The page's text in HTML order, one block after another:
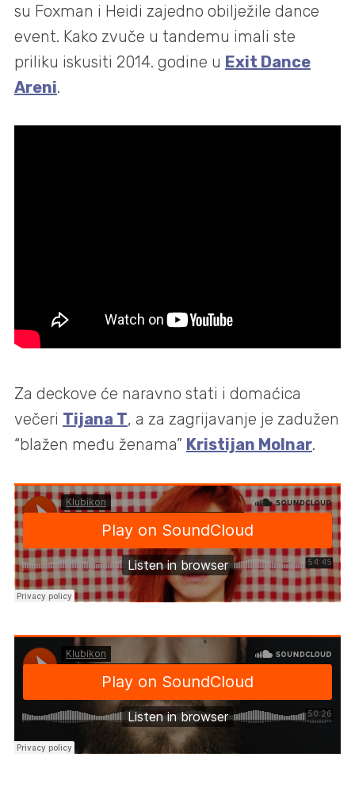
su Foxman i Heidi zajedno obilježile dance
event. Kako zvuče u tandemu imali ste
priliku iskusiti 2014. godine u Exit Dance
Areni.
Za deckove će naravno stati i domaćica
večeri Tijana T, a za zagrijavanje je zadužen
“blažen među ženama” Kristijan Molnar.